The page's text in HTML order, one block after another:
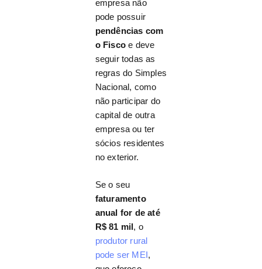
empresa não
pode possuir
pendências com
o Fisco e deve
seguir todas as
regras do Simples
Nacional, como
não participar do
capital de outra
empresa ou ter
sócios residentes
no exterior.
Se o seu
faturamento
anual for de até
R$ 81 mil, o
produtor rural
pode ser MEI,